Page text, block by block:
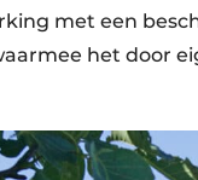
met een
het door